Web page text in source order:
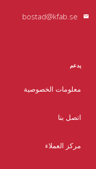
bostad@kfab.se
يدعم
معلومات الخصوصية
اتصل بنا
مركز العملاء